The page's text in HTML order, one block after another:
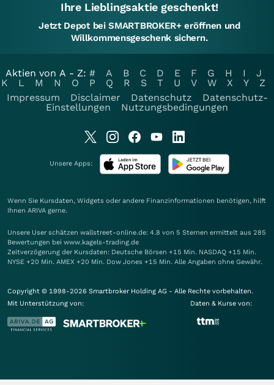
Ihre Lieblingsaktie geschenkt!
Jetzt Depot bei SMARTBROKER+ eröffnen und
Willkommensgeschenk sichern.
Aktien von A - Z: # A B C D E F G H I
J
K
L M N O P Q R S T U V W X Y
Z
Impressum
Disclaimer Datenschutz
Datenschutz-
Einstellungen
Nutzungsbedingungen
Unsere Apps:
Wenn Sie Kursdaten, Widgets oder andere Finanzinformationen benötigen, hilft
Ihnen ARIVA gerne.
Unsere User schätzen wallstreet-online.de: 4.8 von 5 Sternen ermittelt aus 285
Bewertungen bei www.kagels-trading.de
Zeitverzögerung der Kursdaten: Deutsche Börsen +15 Min. NASDAQ +15 Min.
NYSE +20 Min. AMEX +20 Min. Dow Jones +15 Min. Alle Angaben ohne Gewähr.
Copyright © 1998-2026 Smartbroker Holding AG - Alle Rechte vorbehalten.
Mit Unterstützung von:
Daten & Kurse von: